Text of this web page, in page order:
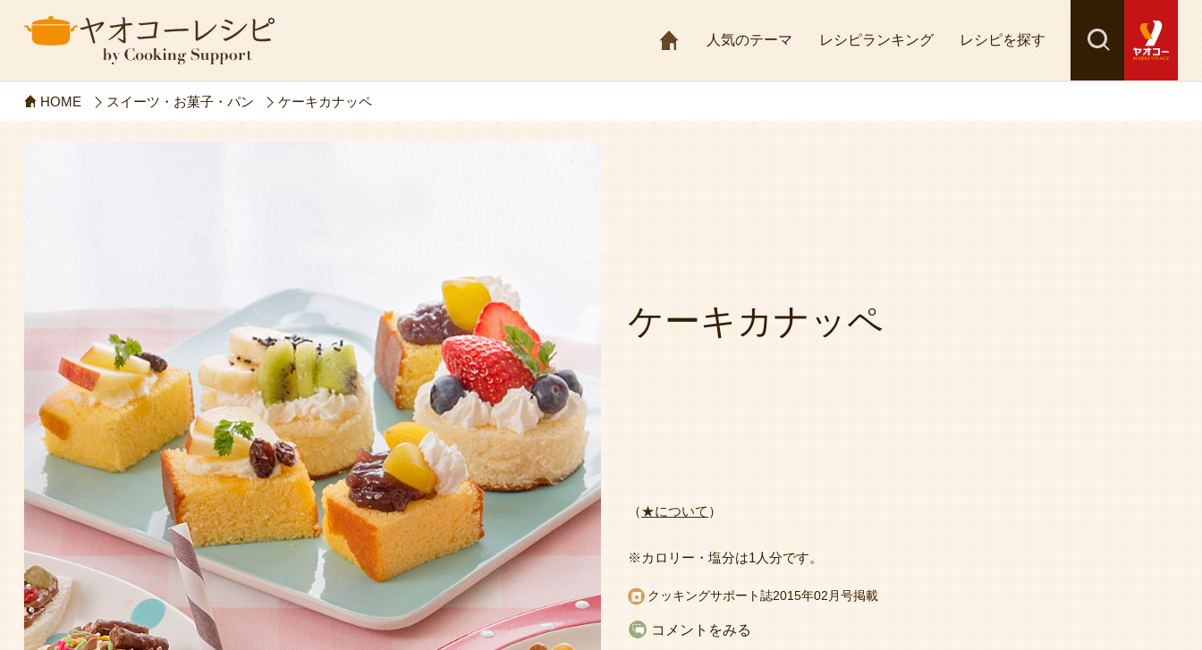
HOME人気のテーマ レシピランキング レシピを探す 検索
探す
HOME スイーツ・お菓子・パン ケーキカナッペ
ケーキカナッペ
（★について ）
※カロリー・塩分は1人分です。
クッキングサポート誌2015年02月号掲載
コメントをみる